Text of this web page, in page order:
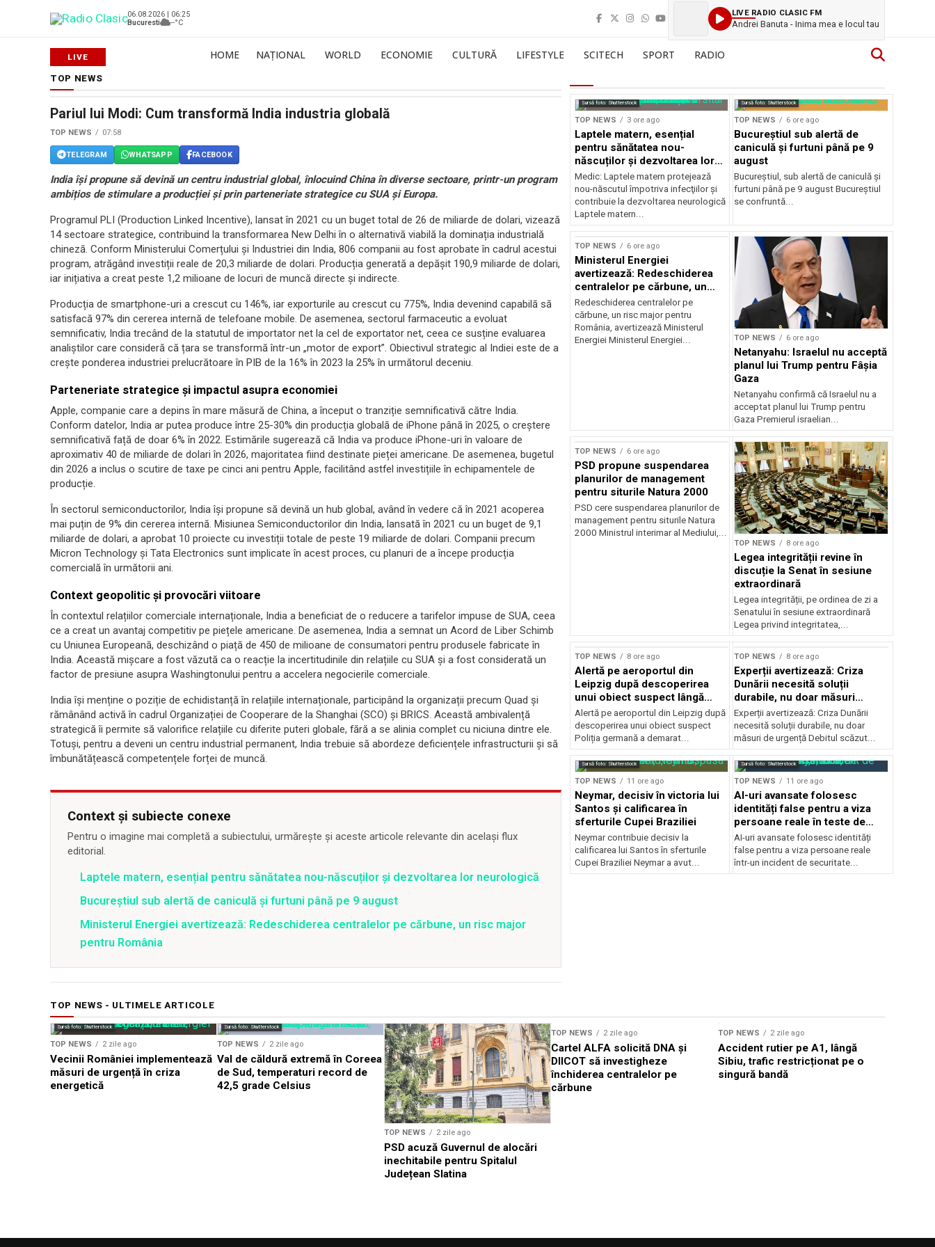
06.08.2026 | 06:25
Bucuresti
--°C
LIVE RADIO CLASIC FM
Andrei Banuta - Inima mea e locul tau
HOME NAȚIONAL WORLD ECONOMIE CULTURĂ LIFESTYLE SCITECH SPORT RADIO
TOP NEWS
Pariul lui Modi: Cum transformă India industria globală
TOP NEWS 07:58
TELEGRAM WHATSAPP FACEBOOK
India își propune să devină un centru industrial global, înlocuind China în diverse sectoare, printr-un program
ambițios de stimulare a producției și prin parteneriate strategice cu SUA și Europa.
Programul PLI (Production Linked Incentive), lansat în 2021 cu un buget total de 26 de miliarde de dolari, vizează
14 sectoare strategice, contribuind la transformarea New Delhi în o alternativă viabilă la dominația industrială
chineză. Conform Ministerului Comerțului și Industriei din India, 806 companii au fost aprobate în cadrul acestui
program, atrăgând investiții reale de 20,3 miliarde de dolari. Producția generată a depășit 190,9 miliarde de dolari,
iar inițiativa a creat peste 1,2 milioane de locuri de muncă directe și indirecte.
Producția de smartphone-uri a crescut cu 146%, iar exporturile au crescut cu 775%, India devenind capabilă să
satisfacă 97% din cererea internă de telefoane mobile. De asemenea, sectorul farmaceutic a evoluat
semnificativ, India trecând de la statutul de importator net la cel de exportator net, ceea ce susține evaluarea
analiștilor care consideră că țara se transformă într-un „motor de export”. Obiectivul strategic al Indiei este de a
crește ponderea industriei prelucrătoare în PIB de la 16% în 2023 la 25% în următorul deceniu.
Parteneriate strategice și impactul asupra economiei
Apple, companie care a depins în mare măsură de China, a început o tranziție semnificativă către India.
Conform datelor, India ar putea produce între 25-30% din producția globală de iPhone până în 2025, o creștere
semnificativă față de doar 6% în 2022. Estimările sugerează că India va produce iPhone-uri în valoare de
aproximativ 40 de miliarde de dolari în 2026, majoritatea fiind destinate pieței americane. De asemenea, bugetul
din 2026 a inclus o scutire de taxe pe cinci ani pentru Apple, facilitând astfel investițiile în echipamentele de
producție.
În sectorul semiconductorilor, India își propune să devină un hub global, având în vedere că în 2021 acoperea
mai puțin de 9% din cererea internă. Misiunea Semiconductorilor din India, lansată în 2021 cu un buget de 9,1
miliarde de dolari, a aprobat 10 proiecte cu investiții totale de peste 19 miliarde de dolari. Companii precum
Micron Technology și Tata Electronics sunt implicate în acest proces, cu planuri de a începe producția
comercială în următorii ani.
Context geopolitic și provocări viitoare
În contextul relațiilor comerciale internaționale, India a beneficiat de o reducere a tarifelor impuse de SUA, ceea
ce a creat un avantaj competitiv pe piețele americane. De asemenea, India a semnat un Acord de Liber Schimb
cu Uniunea Europeană, deschizând o piață de 450 de milioane de consumatori pentru produsele fabricate în
India. Această mișcare a fost văzută ca o reacție la incertitudinile din relațiile cu SUA și a fost considerată un
factor de presiune asupra Washingtonului pentru a accelera negocierile comerciale.
India își menține o poziție de echidistanță în relațiile internaționale, participând la organizații precum Quad și
rămânând activă în cadrul Organizației de Cooperare de la Shanghai (SCO) și BRICS. Această ambivalență
strategică îi permite să valorifice relațiile cu diferite puteri globale, fără a se alinia complet cu niciuna dintre ele.
Totuși, pentru a deveni un centru industrial permanent, India trebuie să abordeze deficiențele infrastructurii și să
îmbunătățească competențele forței de muncă.
Context și subiecte conexe
Pentru o imagine mai completă a subiectului, urmărește și aceste articole relevante din același flux
editorial.
Laptele matern, esențial pentru sănătatea nou-născuților și dezvoltarea lor neurologică
Bucureștiul sub alertă de caniculă și furtuni până pe 9 august
Ministerul Energiei avertizează: Redeschiderea centralelor pe cărbune, un risc major
pentru România
Sursă foto: Shutterstock
TOP NEWS 3 ore ago
Laptele matern, esențial
pentru sănătatea nou-
născuților și dezvoltarea lor
neurologică
Medic: Laptele matern protejează
nou-născutul împotriva infecţiilor şi
contribuie la dezvoltarea neurologică
Laptele matern...
Sursă foto: Shutterstock
TOP NEWS 6 ore ago
Bucureștiul sub alertă de
caniculă și furtuni până pe 9
august
Bucureștiul, sub alertă de caniculă și
furtuni până pe 9 august Bucureștiul
se confruntă...
TOP NEWS 6 ore ago
Ministerul Energiei
avertizează: Redeschiderea
centralelor pe cărbune, un
risc major pentru România
Redeschiderea centralelor pe
cărbune, un risc major pentru
România, avertizează Ministerul
Energiei Ministerul Energiei...
TOP NEWS 6 ore ago
Netanyahu: Israelul nu acceptă
planul lui Trump pentru Fâșia
Gaza
Netanyahu confirmă că Israelul nu a
acceptat planul lui Trump pentru
Gaza Premierul israelian...
TOP NEWS 6 ore ago
PSD propune suspendarea
planurilor de management
pentru siturile Natura 2000
PSD cere suspendarea planurilor de
management pentru siturile Natura
2000 Ministrul interimar al Mediului,...
TOP NEWS 8 ore ago
Legea integrității revine în
discuție la Senat în sesiune
extraordinară
Legea integrității, pe ordinea de zi a
Senatului în sesiune extraordinară
Legea privind integritatea,...
TOP NEWS 8 ore ago
Alertă pe aeroportul din
Leipzig după descoperirea
unui obiect suspect lângă
pistă
Alertă pe aeroportul din Leipzig după
descoperirea unui obiect suspect
Poliția germană a demarat...
TOP NEWS 8 ore ago
Experții avertizează: Criza
Dunării necesită soluții
durabile, nu doar măsuri
temporare
Experții avertizează: Criza Dunării
necesită soluții durabile, nu doar
măsuri de urgență Debitul scăzut...
Sursă foto: Shutterstock
TOP NEWS 11 ore ago
Neymar, decisiv în victoria lui
Santos și calificarea în
sferturile Cupei Braziliei
Neymar contribuie decisiv la
calificarea lui Santos în sferturile
Cupei Braziliei Neymar a avut...
Sursă foto: Shutterstock
TOP NEWS 11 ore ago
AI-uri avansate folosesc
identități false pentru a viza
persoane reale în teste de
securitate
AI-uri avansate folosesc identități
false pentru a viza persoane reale
într-un incident de securitate...
TOP NEWS - ULTIMELE ARTICOLE
Sursă foto: Shutterstock
TOP NEWS 2 zile ago
Vecinii României implementează
măsuri de urgență în criza
energetică
Sursă foto: Shutterstock
TOP NEWS 2 zile ago
Val de căldură extremă în Coreea
de Sud, temperaturi record de
42,5 grade Celsius
TOP NEWS 2 zile ago
PSD acuză Guvernul de alocări
inechitabile pentru Spitalul
Județean Slatina
TOP NEWS 2 zile ago
Cartel ALFA solicită DNA și
DIICOT să investigheze
închiderea centralelor pe
cărbune
TOP NEWS 2 zile ago
Accident rutier pe A1, lângă
Sibiu, trafic restricționat pe o
singură bandă